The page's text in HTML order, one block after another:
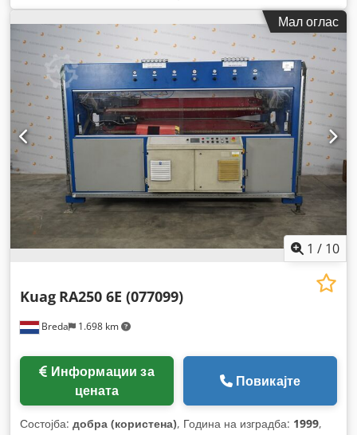
Мал оглас
1 / 10
Breda 1.698 km
Kuag RA250 6E (077099)
цената
Повикајте
Состојба: добра (користена), Година на изградба: 1999,